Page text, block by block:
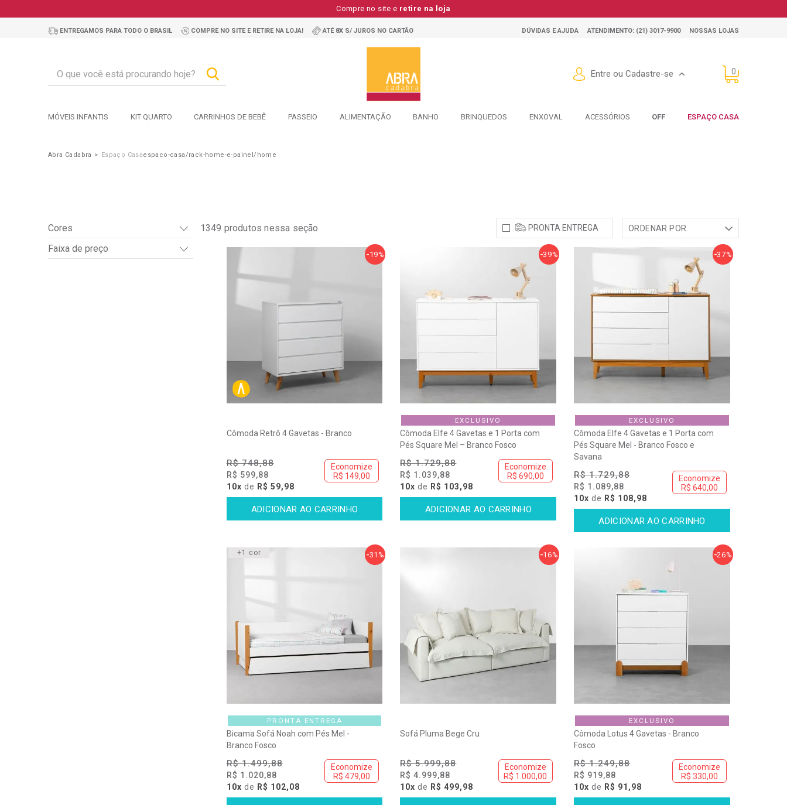
Compre no site e retire na loja
ENTREGAMOS PARA TODO O BRASIL COMPRE NO SITE E RETIRE NA LOJA! ATÉ 8X S/ JUROS NO CARTÃO DÚVIDAS E AJUDA ATENDIMENTO: (21) 3017-9900 NOSSAS LOJAS
Entre ou Cadastre-se 0
MÓVEIS INFANTIS KIT QUARTO CARRINHOS DE BEBÊ PASSEIO ALIMENTAÇÃO BANHO BRINQUEDOS ENXOVAL ACESSÓRIOS OFF ESPAÇO CASA
Abra Cadabra Espaço Casaespaco-casa/rack-home-e-painel/home
Cores
Faixa de preço
ORDENAR POR
Mais Vendidos
Menor Preço
Lançamentos
PRONTA ENTREGA
1349 produtos nessa seção
19%
Cômoda Retrô 4 Gavetas - Branco
R$ 748,88
R$ 599,88
Economize
R$ 149,00
10x de R$ 59,98
39%
EXCLUSIVO
Cômoda Elfe 4 Gavetas e 1 Porta com
Pés Square Mel – Branco Fosco
R$ 1.729,88
R$ 1.039,88
Economize
R$ 690,00
10x de R$ 103,98
37%
EXCLUSIVO
Cômoda Elfe 4 Gavetas e 1 Porta com
Pés Square Mel - Branco Fosco e
Savana
R$ 1.729,88
R$ 1.089,88
Economize
R$ 640,00
10x de R$ 108,98
31%
+1 cor
PRONTA ENTREGA
Bicama Sofá Noah com Pés Mel -
Branco Fosco
R$ 1.499,88
R$ 1.020,88
Economize
R$ 479,00
10x de R$ 102,08
16%
Sofá Pluma Bege Cru
R$ 5.999,88
R$ 4.999,88
Economize
R$ 1.000,00
10x de R$ 499,98
26%
EXCLUSIVO
Cômoda Lotus 4 Gavetas - Branco
Fosco
R$ 1.249,88
R$ 919,88
Economize
R$ 330,00
10x de R$ 91,98